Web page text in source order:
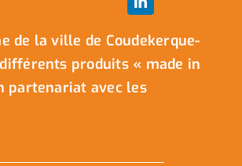
de la ville de Coudekerque-
produits « made in
partenariat avec les